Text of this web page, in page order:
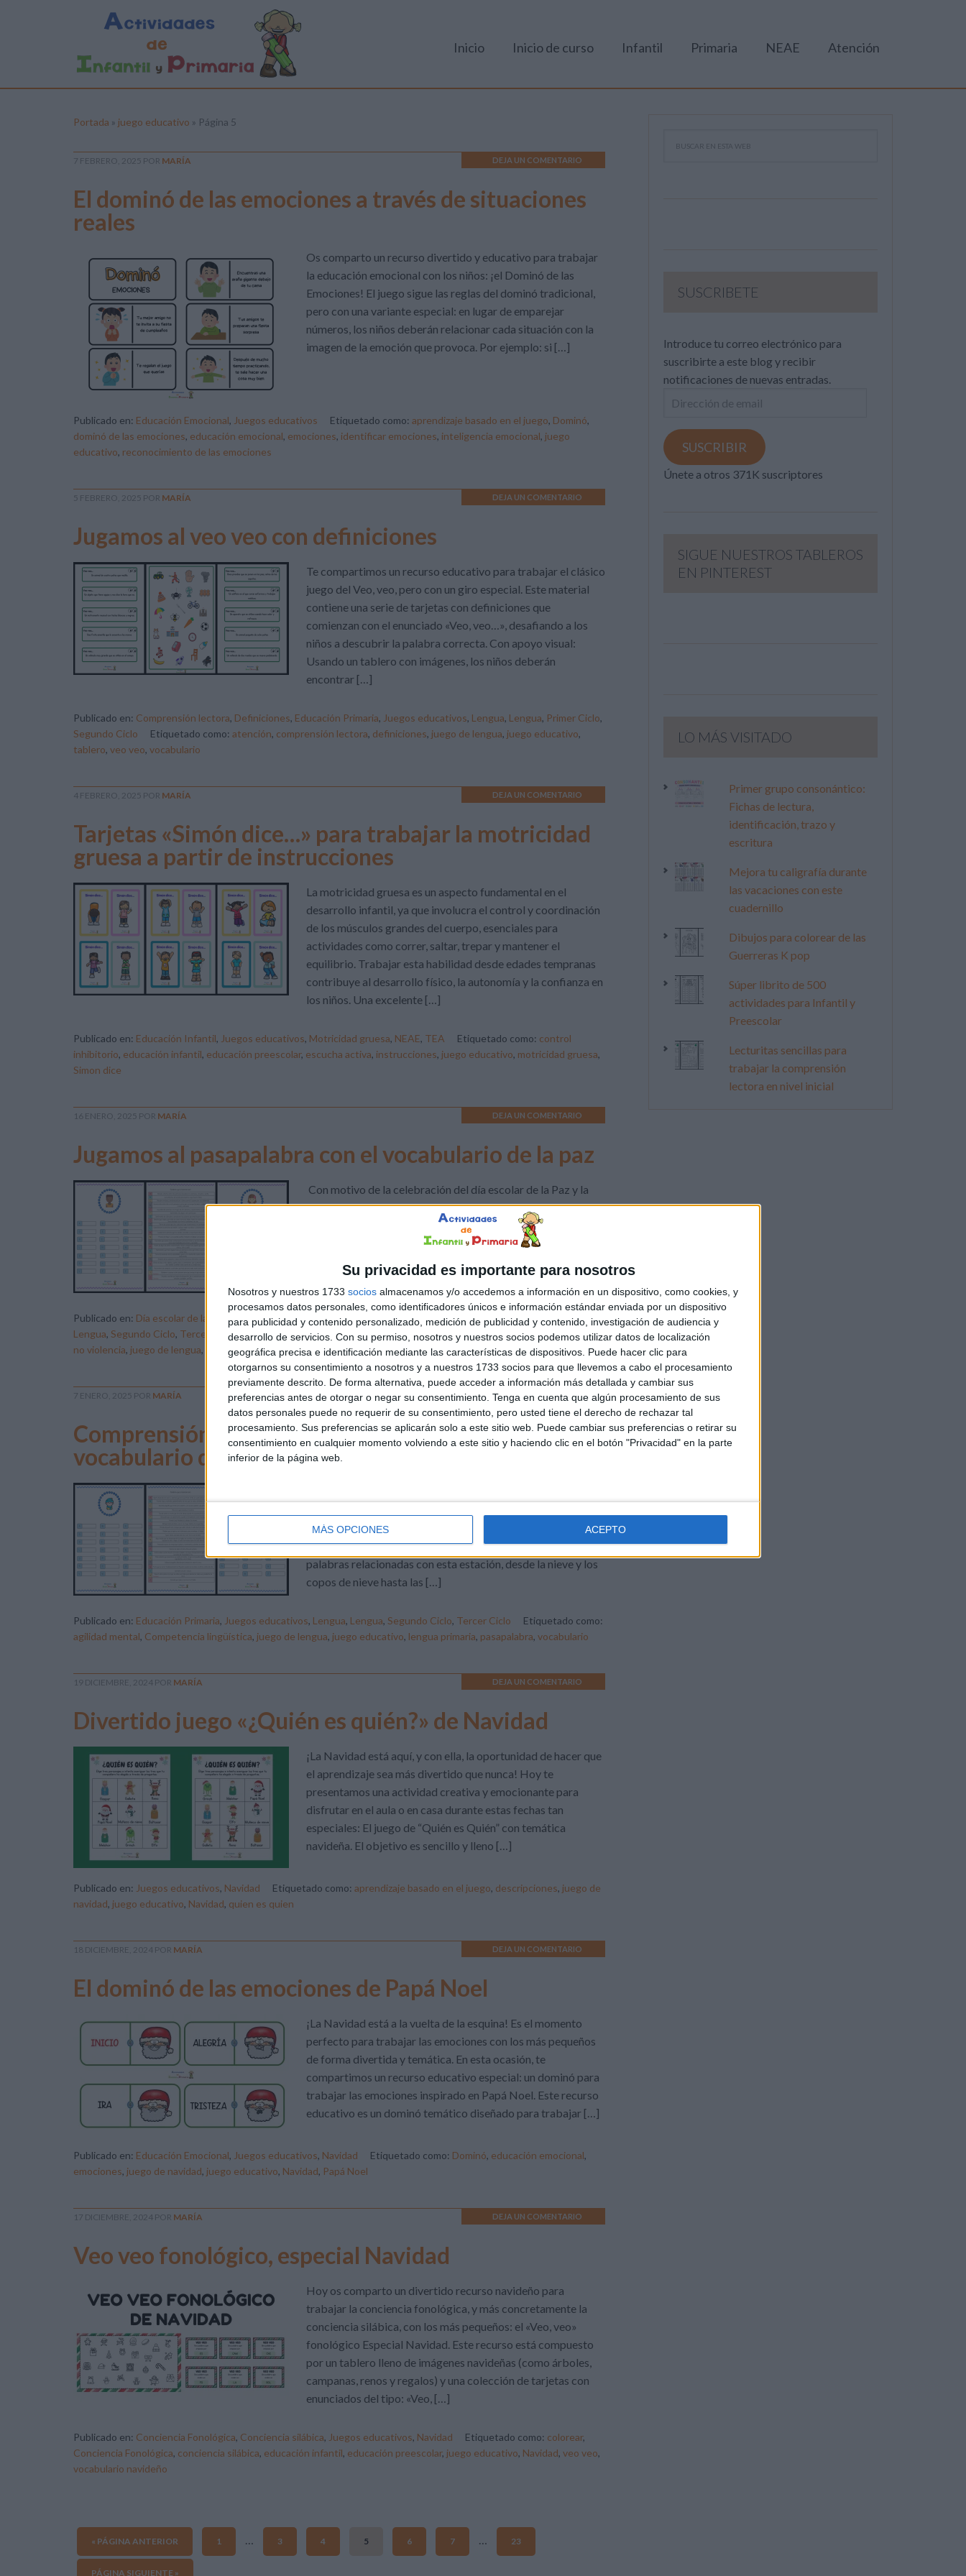
Su privacidad es importante para nosotros
Nosotros y nuestros 1733 socios almacenamos y/o accedemos a información en un dispositivo, como cookies, y
procesamos datos personales, como identificadores únicos e información estándar enviada por un dispositivo
para publicidad y contenido personalizado, medición de publicidad y contenido, investigación de audiencia y
desarrollo de servicios. Con su permiso, nosotros y nuestros socios podemos utilizar datos de localización
geográfica precisa e identificación mediante las características de dispositivos. Puede hacer clic para
otorgarnos su consentimiento a nosotros y a nuestros 1733 socios para que llevemos a cabo el procesamiento
previamente descrito. De forma alternativa, puede acceder a información más detallada y cambiar sus
preferencias antes de otorgar o negar su consentimiento. Tenga en cuenta que algún procesamiento de sus
datos personales puede no requerir de su consentimiento, pero usted tiene el derecho de rechazar tal
procesamiento. Sus preferencias se aplicarán solo a este sitio web. Puede cambiar sus preferencias o retirar su
consentimiento en cualquier momento volviendo a este sitio y haciendo clic en el botón "Privacidad" en la parte
inferior de la página web.
MÁS OPCIONES ACEPTO
Inicio Inicio de curso Infantil Primaria NEAE Atención
Portada » juego educativo » Página 5
7 FEBRERO, 2025 POR MARÍA DEJA UN COMENTARIO
El dominó de las emociones a través de situaciones
reales
Os comparto un recurso divertido y educativo para trabajar
la educación emocional con los niños: ¡el Dominó de las
Emociones! El juego sigue las reglas del dominó tradicional,
pero con una variante especial: en lugar de emparejar
números, los niños deberán relacionar cada situación con la
imagen de la emoción que provoca. Por ejemplo: si […]
Publicado en: Educación Emocional, Juegos educativos Etiquetado como: aprendizaje basado en el juego, Dominó,
dominó de las emociones, educación emocional, emociones, identificar emociones, inteligencia emocional, juego
educativo, reconocimiento de las emociones
5 FEBRERO, 2025 POR MARÍA DEJA UN COMENTARIO
Jugamos al veo veo con definiciones
Te compartimos un recurso educativo para trabajar el clásico
juego del Veo, veo, pero con un giro especial. Este material
contiene una serie de tarjetas con definiciones que
comienzan con el enunciado «Veo, veo…», desafiando a los
niños a descubrir la palabra correcta. Con apoyo visual:
Usando un tablero con imágenes, los niños deberán
encontrar […]
Publicado en: Comprensión lectora, Definiciones, Educación Primaria, Juegos educativos, Lengua, Lengua, Primer Ciclo,
Segundo Ciclo
Etiquetado como: atención, comprensión lectora, definiciones, juego de lengua, juego educativo,
tablero, veo veo, vocabulario
4 FEBRERO, 2025 POR MARÍA DEJA UN COMENTARIO
Tarjetas «Simón dice…» para trabajar la motricidad
gruesa a partir de instrucciones
La motricidad gruesa es un aspecto fundamental en el
desarrollo infantil, ya que involucra el control y coordinación
de los músculos grandes del cuerpo, esenciales para
actividades como correr, saltar, trepar y mantener el
equilibrio. Trabajar esta habilidad desde edades tempranas
contribuye al desarrollo físico, la autonomía y la confianza en
los niños. Una excelente […]
Publicado en: Educación Infantil, Juegos educativos, Motricidad gruesa, NEAE, TEA Etiquetado como: control
inhibitorio, educación infantil, educación preescolar, escucha activa, instrucciones, juego educativo, motricidad gruesa,
Simon dice
16 ENERO, 2025 POR MARÍA DEJA UN COMENTARIO
Jugamos al pasapalabra con el vocabulario de la paz
Con motivo de la celebración del día escolar de la Paz y la
No Violencia, os he adaptado un clásico del blog, el
famosísimo juego del pasapalabra a dicha temática. Para
ello, he utilizado el vocabulario clave este tema como
objetivo de las definiciones que los alumnos deber averiguar
para así completar el característico rosco. […]
Publicado en: Día escolar de la paz y la no violencia, Días especiales,Educación Primaria,Juegos educativos,Lengua,
Lengua, Segundo Ciclo, Tercer Ciclo Etiquetado como:actividades día de la paz,definiciones,día escolar de la Paz y la
no violencia, juego de lengua, juego educativo ,pasapalabra,vocabulario
7 ENERO, 2025 POR MARÍA DEJA UN COMENTARIO
Comprensión de definiciones con el pasapalabra del
vocabulario de invierno
de un juego educativo. El juego de «Pasapalabra» con
vocabulario de invierno invita a los estudiantes a explorar
palabras relacionadas con esta estación, desde la nieve y los
copos de nieve hasta las […]
Publicado en: Educación Primaria, Juegos educativos, Lengua, Lengua, Segundo Ciclo, Tercer Ciclo
Etiquetado como:
agilidad mental, Competencia lingüística, juego de lengua, juego educativo, lengua primaria, pasapalabra, vocabulario
19 DICIEMBRE, 2024 POR MARÍA DEJA UN COMENTARIO
Divertido juego «¿Quién es quién?» de Navidad
¡La Navidad está aquí, y con ella, la oportunidad de hacer que
el aprendizaje sea más divertido que nunca! Hoy te
presentamos una actividad creativa y emocionante para
disfrutar en el aula o en casa durante estas fechas tan
especiales: El juego de “Quién es Quién” con temática
navideña. El objetivo es sencillo y lleno […]
Publicado en: Juegos educativos, Navidad Etiquetado como: aprendizaje basado en el juego, descripciones, juego de
navidad, juego educativo, Navidad, quien es quien
18 DICIEMBRE, 2024 POR MARÍA DEJA UN COMENTARIO
El dominó de las emociones de Papá Noel
¡La Navidad está a la vuelta de la esquina! Es el momento
perfecto para trabajar las emociones con los más pequeños
de forma divertida y temática. En esta ocasión, te
compartimos un recurso educativo especial: un dominó para
trabajar las emociones inspirado en Papá Noel. Este recurso
educativo es un dominó temático diseñado para trabajar […]
Publicado en: Educación Emocional, Juegos educativos, Navidad Etiquetado como: Dominó, educación emocional,
emociones, juego de navidad, juego educativo, Navidad, Papá Noel
17 DICIEMBRE, 2024 POR MARÍA DEJA UN COMENTARIO
Veo veo fonológico, especial Navidad
Hoy os comparto un divertido recurso navideño para
trabajar la conciencia fonológica, y más concretamente la
conciencia silábica, con los más pequeños: el «Veo, veo»
fonológico Especial Navidad. Este recurso está compuesto
por un tablero lleno de imágenes navideñas (como árboles,
campanas, renos y regalos) y una colección de tarjetas con
enunciados del tipo: «Veo, […]
Publicado en: Conciencia Fonológica, Conciencia silábica, Juegos educativos, Navidad Etiquetado como: colorear,
Conciencia Fonológica, conciencia silábica, educación infantil, educación preescolar, juego educativo, Navidad, veo veo,
vocabulario navideño
« PÁGINA ANTERIOR 1 … 3 4 5 6 7 … 23
PÁGINA SIGUIENTE »
SUSCRIBETE
Introduce tu correo electrónico para
suscribirte a este blog y recibir
notificaciones de nuevas entradas.
Dirección
email
SUSCRIBIR
Únete a otros 371K suscriptores
SIGUE NUESTROS TABLEROS
EN PINTEREST
LO MÁS VISITADO
Primer grupo consonántico:
Fichas de lectura,
identificación, trazo y
escritura
Mejora tu caligrafía durante
las vacaciones con este
cuadernillo
Dibujos para colorear de las
Guerreras K pop
Súper librito de 500
actividades para Infantil y
Preescolar
Lecturitas sencillas para
trabajar la comprensión
lectora en nivel inicial